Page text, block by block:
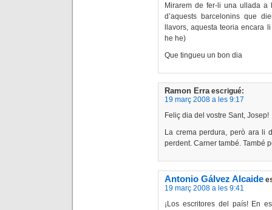
Mirarem de fer-li una ullada
d’aquests barcelonins que
llavors, aquesta teoria encara
he he)
Que tingueu un bon dia
Ramon Erra escrigué:
19 març 2008 a les 9:17
Feliç dia del vostre Sant, Josep!
La crema perdura, però ara li
perdent. Carner també. També
Antonio Gálvez Alcaide
19 març 2008 a les 9:41
¡Los escritores del país! En